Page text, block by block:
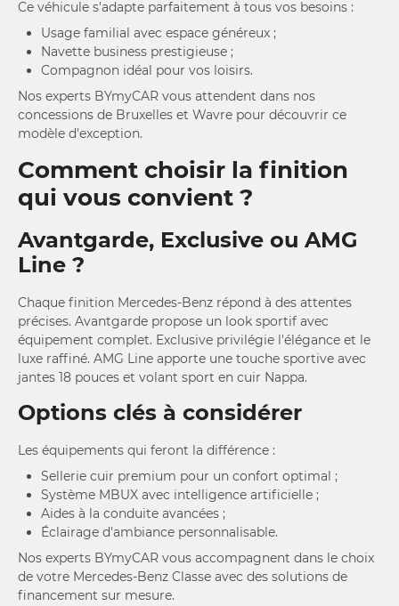
Ce véhicule s'adapte parfaitement à tous vos besoins :
Usage familial avec espace généreux ;
Navette business prestigieuse ;
Compagnon idéal pour vos loisirs.
Nos experts BYmyCAR vous attendent dans nos
concessions de Bruxelles et Wavre pour découvrir ce
modèle d'exception.
Comment choisir la finition
qui vous convient ?
Avantgarde, Exclusive ou AMG
Line ?
Chaque finition Mercedes-Benz répond à des attentes
précises. Avantgarde propose un look sportif avec
équipement complet. Exclusive privilégie l'élégance et le
luxe raffiné. AMG Line apporte une touche sportive avec
jantes 18 pouces et volant sport en cuir Nappa.
Options clés à considérer
Les équipements qui feront la différence :
Sellerie cuir premium pour un confort optimal ;
Système MBUX avec intelligence artificielle ;
Aides à la conduite avancées ;
Éclairage d'ambiance personnalisable.
Nos experts BYmyCAR vous accompagnent dans le choix
de votre Mercedes-Benz Classe avec des solutions de
financement sur mesure.